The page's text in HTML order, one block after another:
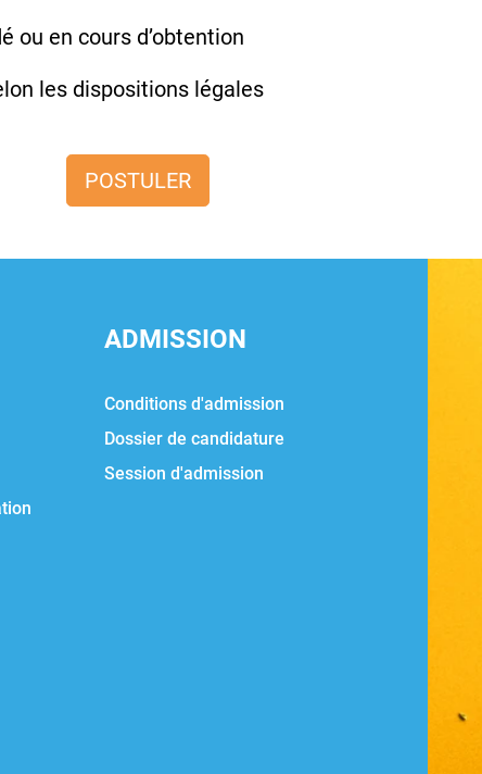
ou en cours d’obtention
les dispositions légales
POSTULER
ADMISSION
Conditions d'admission
Dossier de candidature
Session d'admission